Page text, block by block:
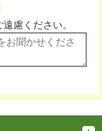
遠慮ください。